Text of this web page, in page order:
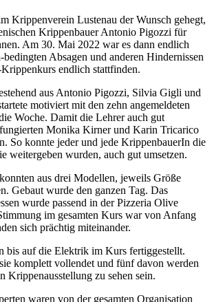
Krippenverein Lustenau der Wunsch gehegt,
Krippenbauer Antonio Pigozzi für
Am 30. Mai 2022 war es dann endlich
Absagen und anderen Hindernissen
endlich stattfinden.
aus Antonio Pigozzi, Silvia Gigli und
motiviert mit den zehn angemeldeten
Woche. Damit die Lehrer auch gut
Monika Kirner und Karin Tricarico
So konnte jeder und jede KrippenbauerIn die
weitergeben wurden, auch gut umsetzen.
aus drei Modellen, jeweils Größe
Gebaut wurde den ganzen Tag. Das
wurde passend in der Pizzeria Olive
im gesamten Kurs war von Anfang
sich prächtig miteinander.
bis auf die Elektrik im Kurs fertiggestellt.
komplett vollendet und fünf davon werden
Krippenausstellung zu sehen sein.
waren von der gesamten Organisation